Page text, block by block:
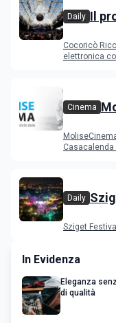
Daily Il
Cocoricò
elettronica
Cinema
Casacalenda
Daily
Sziget
In Evidenza
Eleganza
di qualità